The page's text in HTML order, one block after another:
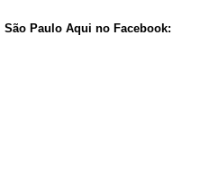
São Paulo Aqui no Facebook: